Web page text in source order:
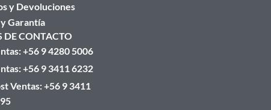
y Devoluciones
Garantía
DE CONTACTO
+56 9 4280 5006
+56 9 3411 6232
Ventas: +56 9 3411